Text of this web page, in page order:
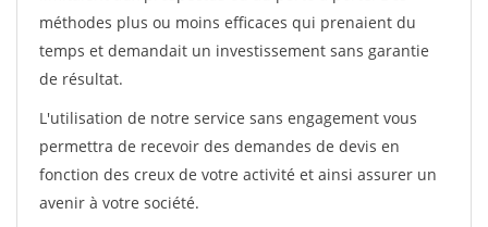
méthodes plus ou moins efficaces qui prenaient du
temps et demandait un investissement sans garantie
de résultat.
L'utilisation de notre service sans engagement vous
permettra de recevoir des demandes de devis en
fonction des creux de votre activité et ainsi assurer un
avenir à votre société.